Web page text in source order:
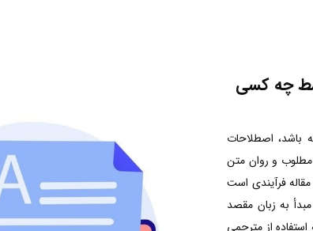
چه کسی
باشد، اصطلاحات
مطلوب و روان متن
فرآیندی است
به زبان مقصد
استفاده از مترجمی